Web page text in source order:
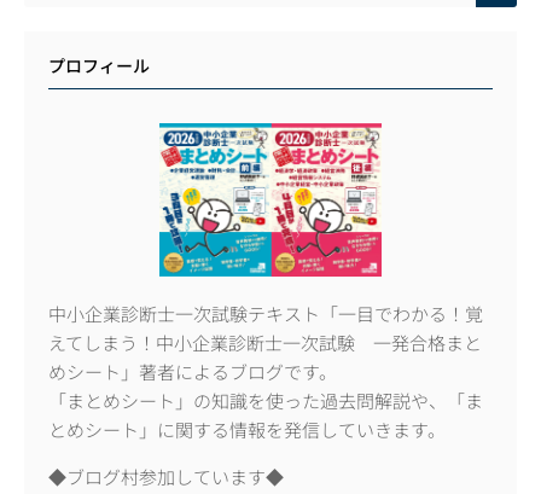
プロフィール
中小企業診断士一次試験テキスト「一目でわかる！覚
えてしまう！中小企業診断士一次試験 一発合格まと
めシート」著者によるブログです。
「まとめシート」の知識を使った過去問解説や、「ま
とめシート」に関する情報を発信していきます。
◆ブログ村参加しています◆